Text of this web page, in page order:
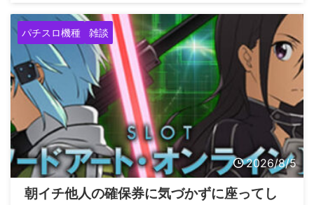
パチスロ機種 雑談
2026/8/5
朝イチ他人の確保券に気づかずに座ってし